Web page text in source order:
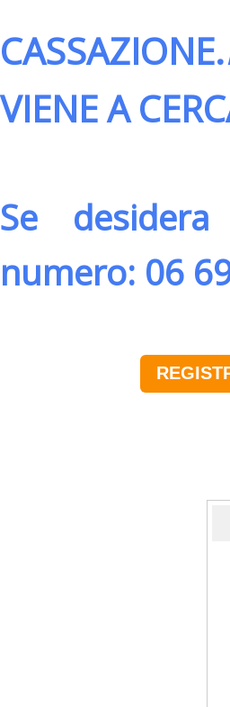
CASSAZIONE.
VIENE A
Se
numero: 06